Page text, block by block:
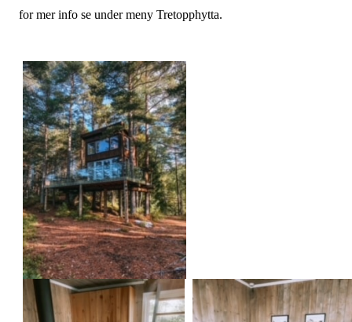
for mer info se under meny Tretopphytta.